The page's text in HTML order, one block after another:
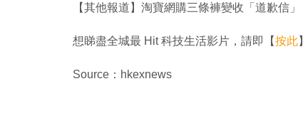
【其他報道】淘寶網購三條褲變收「道歉信
想睇盡全城最 Hit 科技生活影片，請即【按此
Source：hkexnews